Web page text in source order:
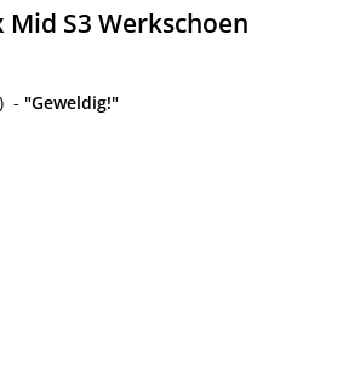
Mid S3 Werkschoen
) - "Geweldig!"